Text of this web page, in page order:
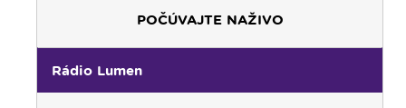
POČÚVAJTE NAŽIVO
Rádio Lumen